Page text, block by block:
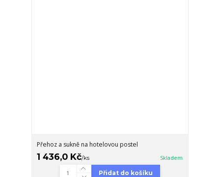
Přehoz a sukně na hotelovou postel
1 436,0 Kč/ks Skladem
Přidat do košíku